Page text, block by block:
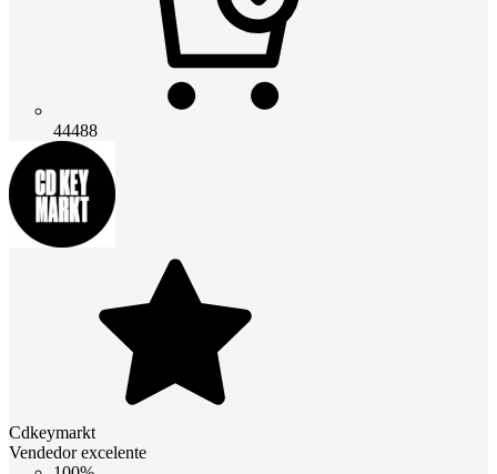
44488
Cdkeymarkt
Vendedor excelente